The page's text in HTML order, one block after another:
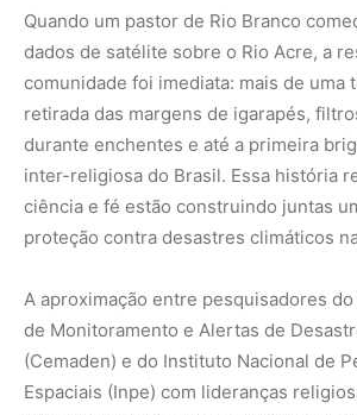
Quando um pastor de Rio Branco
dados de satélite sobre o Rio Acre, a
comunidade foi imediata: mais de uma
retirada das margens de igarapés,
durante enchentes e até a primeira
inter-religiosa do Brasil. Essa história
ciência e fé estão construindo juntas
proteção contra desastres climáticos
A aproximação entre pesquisadores
de Monitoramento e Alertas de
(Cemaden) e do Instituto Nacional de
Espaciais (Inpe) com lideranças